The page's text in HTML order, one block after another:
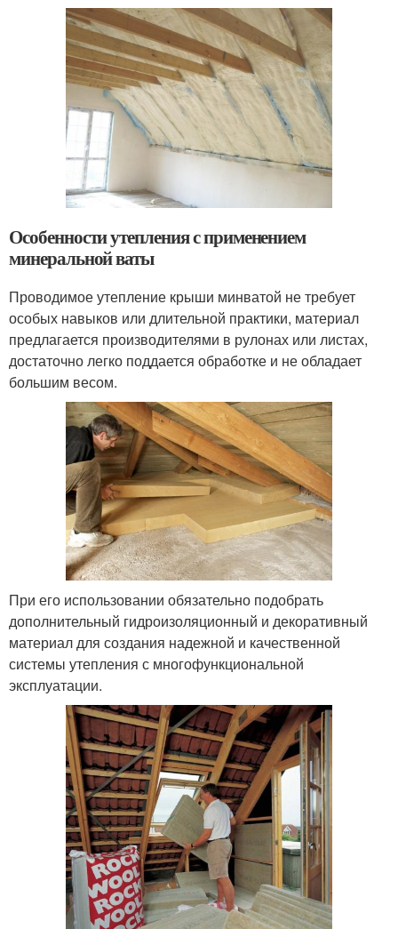
Особенности утепления с применением
минеральной ваты
Проводимое утепление крыши минватой не требует
особых навыков или длительной практики, материал
предлагается производителями в рулонах или листах,
достаточно легко поддается обработке и не обладает
большим весом.
При его использовании обязательно подобрать
дополнительный гидроизоляционный и декоративный
материал для создания надежной и качественной
системы утепления с многофункциональной
эксплуатации.